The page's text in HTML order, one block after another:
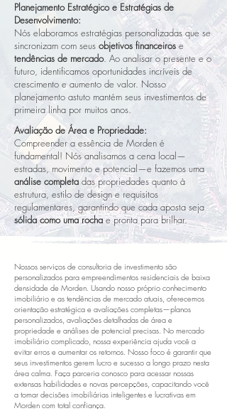
Planejamento Estratégico e Estratégias de
Desenvolvimento:
Nós elaboramos estratégias personalizadas que se
sincronizam com seus objetivos financeirose
tendências de mercado. Ao analisar o presente e o
futuro, identificamos oportunidades incríveis de
crescimento e aumento de valor. Nosso
planejamento astuto mantém seus investimentos de
primeira linha por muitos anos.
Avaliação de Área e Propriedade:
Compreender a essência de Morden é
fundamental! Nós analisamos a cena local—
estradas, movimento e potencial—e fazemos uma
análise completa das propriedades quanto à
estrutura, estilo de design e requisitos
regulamentares, garantindo que cada aposta seja
sólida como uma rocha e pronta para brilhar.
Nossos serviços de consultoria de investimento são
personalizados para empreendimentos residenciais de baixa
densidade de Morden. Usando nosso próprio conhecimento
imobiliário e as tendências de mercado atuais, oferecemos
orientação estratégica e avaliações completas—planos
personalizados, avaliações detalhadas de área e
propriedade e análises de potencial precisas. No mercado
imobiliário complicado, nossa experiência ajuda você a
evitar erros e aumentar os retornos. Nosso foco é garantir que
seus investimentos gerem lucro e sucesso a longo prazo nesta
área calma. Faça parceria conosco para acessar nossas
extensas habilidades e novas percepções, capacitando você
a tomar decisões imobiliárias inteligentes e lucrativas em
Morden com total confiança.